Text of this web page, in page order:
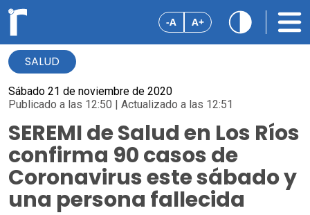
-A A+
SALUD
Sábado 21 de noviembre de 2020
Publicado a las 12:50 | Actualizado a las 12:51
SEREMI de Salud en Los Ríos
confirma 90 casos de
Coronavirus este sábado y
una persona fallecida